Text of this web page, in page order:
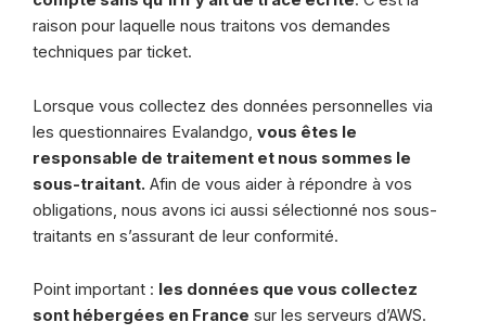
raison pour laquelle nous traitons vos demandes
techniques par ticket.
Lorsque vous collectez des données personnelles via
les questionnaires Evalandgo, vous êtes le
responsable de traitement et nous sommes le
sous-traitant. Afin de vous aider à répondre à vos
obligations, nous avons ici aussi sélectionné nos sous-
traitants en s’assurant de leur conformité.
Point important : les données que vous collectez
sont hébergées en France sur les serveurs d’AWS.